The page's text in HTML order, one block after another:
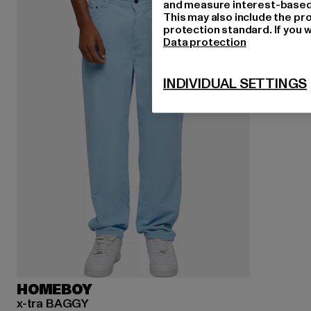
HOMEBOY
x-tra BAGGY
and measure interest-
This may also include the
protection standard. If you
Data protection
INDIVIDUAL SETTINGS